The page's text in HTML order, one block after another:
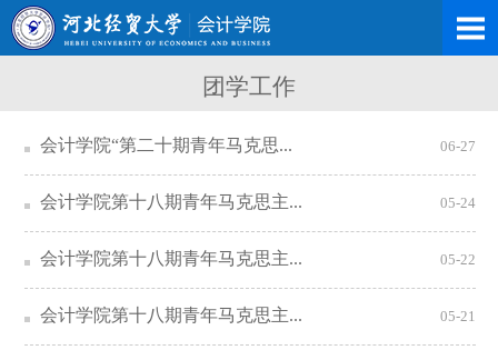
团学工作
会计学院“第二十期青年马克思... 06-27
会计学院第十八期青年马克思主... 05-24
会计学院第十八期青年马克思主... 05-22
会计学院第十八期青年马克思主... 05-21